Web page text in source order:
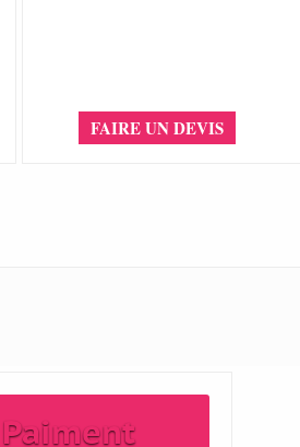
FAIRE UN DEVIS
Paiment